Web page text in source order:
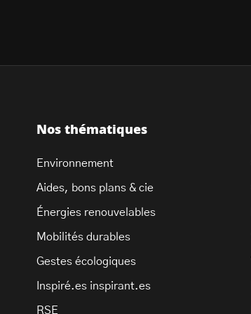
Nos thématiques
Environnement
Aides, bons plans & cie
Énergies renouvelables
Mobilités durables
Gestes écologiques
Inspiré.es inspirant.es
RSE